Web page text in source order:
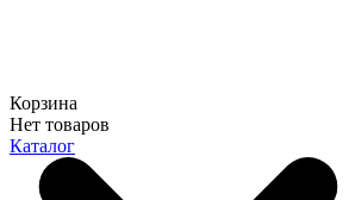
Корзина
Нет товаров
Каталог